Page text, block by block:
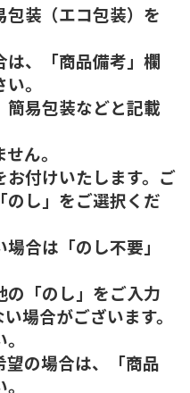
装（エコ包装）を
、「商品備考」欄
。
易包装などと記載
ん。
付けいたします。ご
し」をご選択くだ
合は「のし不要」
「のし」をご入力
場合がございます。
の場合は、「商品